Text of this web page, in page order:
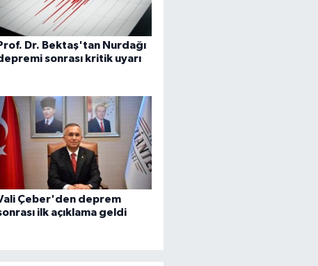
Dr. Bektaş'tan Nurdağı
sonrası kritik uyarı
Çeber'den deprem
ilk açıklama geldi